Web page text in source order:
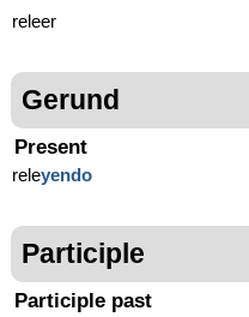
releer
Gerund
Present
releyendo
Participle
Participle past